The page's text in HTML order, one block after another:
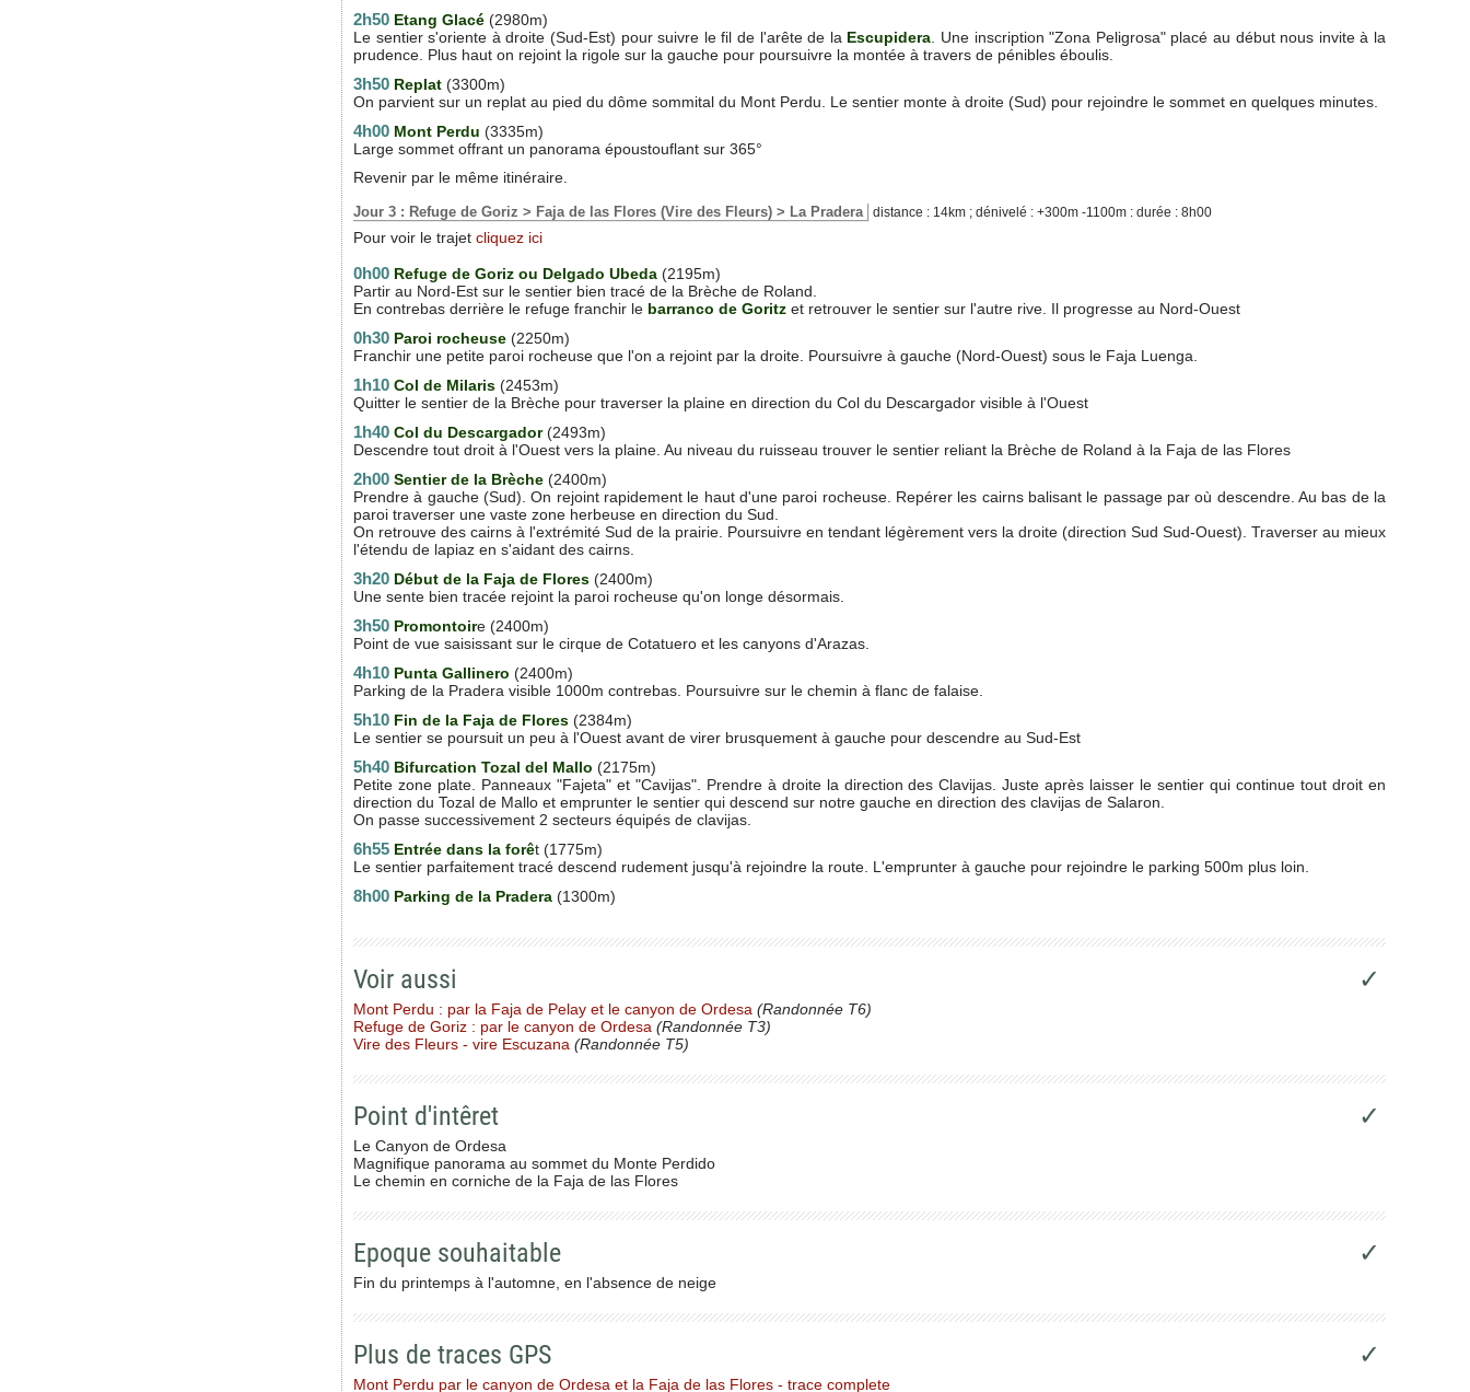
2h50 Etang Glacé (2980m)
Le sentier s'oriente à droite (Sud-Est) pour suivre le fil de l'arête de la Escupidera . Une inscription "Zona Peligrosa" placé au début nous invite à la
prudence. Plus haut on rejoint la rigole sur la gauche pour poursuivre la montée à travers de pénibles éboulis.
3h50 Replat (3300m)
On parvient sur un replat au pied du dôme sommital du Mont Perdu. Le sentier monte à droite (Sud) pour rejoindre le sommet en quelques minutes.
4h00 Mont Perdu (3335m)
Large sommet offrant un panorama époustouflant sur 365°
Revenir par le même itinéraire.
Jour 3 : Refuge de Goriz > Faja de las Flores (Vire des Fleurs) > La Pradera distance : 14km ; dénivelé : +300m -1100m : durée : 8h00
Pour voir le trajet cliquez ici
0h00 Refuge de Goriz ou Delgado Ubeda (2195m)
Partir au Nord-Est sur le sentier bien tracé de la Brèche de Roland.
En contrebas derrière le refuge franchir le barranco de Goritz et retrouver le sentier sur l'autre rive. Il progresse au Nord-Ouest
0h30 Paroi rocheuse (2250m)
Franchir une petite paroi rocheuse que l'on a rejoint par la droite. Poursuivre à gauche (Nord-Ouest) sous le Faja Luenga.
1h10 Col de Milaris (2453m)
Quitter le sentier de la Brèche pour traverser la plaine en direction du Col du Descargador visible à l'Ouest
1h40 Col du Descargador(2493m)
Descendre tout droit à l'Ouest vers la plaine. Au niveau du ruisseau trouver le sentier reliant la Brèche de Roland à la Faja de las Flores
2h00 Sentier de la Brèche (2400m)
Prendre à gauche (Sud). On rejoint rapidement le haut d'une paroi rocheuse. Repérer les cairns balisant le passage par où descendre. Au bas de la
paroi traverser une vaste zone herbeuse en direction du Sud.
On retrouve des cairns à l'extrémité Sud de la prairie. Poursuivre en tendant légèrement vers la droite (direction Sud Sud-Ouest). Traverser au mieux
l'étendu de lapiaz en s'aidant des cairns.
3h20 Début de la Faja de Flores (2400m)
Une sente bien tracée rejoint la paroi rocheuse qu'on longe désormais.
3h50 Promontoire (2400m)
Point de vue saisissant sur le cirque de Cotatuero et les canyons d'Arazas.
4h10 Punta Gallinero (2400m)
Parking de la Pradera visible 1000m contrebas. Poursuivre sur le chemin à flanc de falaise.
5h10 Fin de la Faja de Flores (2384m)
Le sentier se poursuit un peu à l'Ouest avant de virer brusquement à gauche pour descendre au Sud-Est
5h40 Bifurcation Tozal del Mallo (2175m)
Petite zone plate. Panneaux "Fajeta" et "Cavijas". Prendre à droite la direction des Clavijas. Juste après laisser le sentier qui continue tout droit en
direction du Tozal de Mallo et emprunter le sentier qui descend sur notre gauche en direction des clavijas de Salaron.
On passe successivement 2 secteurs équipés de clavijas.
6h55 Entrée dans la forêt (1775m)
Le sentier parfaitement tracé descend rudement jusqu'à rejoindre la route. L'emprunter à gauche pour rejoindre le parking 500m plus loin.
8h00 Parking de la Pradera (1300m)
Voir aussi ✓
Mont Perdu : par la Faja de Pelay et le canyon de Ordesa (Randonnée T6)
Refuge de Goriz : par le canyon de Ordesa (Randonnée T3)
Vire des Fleurs - vire Escuzana (Randonnée T5)
Point d'intêret ✓
Le Canyon de Ordesa
Magnifique panorama au sommet du Monte Perdido
Le chemin en corniche de la Faja de las Flores
Epoque souhaitable ✓
Fin du printemps à l'automne, en l'absence de neige
Plus de traces GPS ✓
Mont Perdu par le canyon de Ordesa et la Faja de las Flores - trace complete